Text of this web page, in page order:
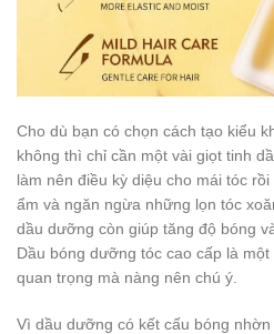
Cho dù bạn có chọn cách tạo kiểu
không thì chỉ cần một vài giọt tinh
làm nên điều kỳ diệu cho mái tóc
ẩm và ngăn ngừa những lọn tóc
dầu dưỡng còn giúp tăng độ bóng
Dầu bóng dưỡng tóc cao cấp là
quan trọng mà nàng nên chú ý.
Vì dầu dưỡng có kết cấu bóng